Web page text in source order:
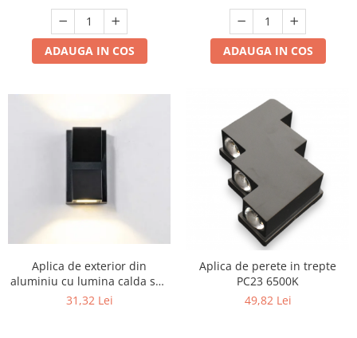
ADAUGA IN COS ADAUGA IN COS
Aplica de exterior din
aluminiu cu lumina calda sus
jos 3500 K AL-042
31,32 Lei
Aplica de perete in trepte
PC23 6500K
49,82 Lei